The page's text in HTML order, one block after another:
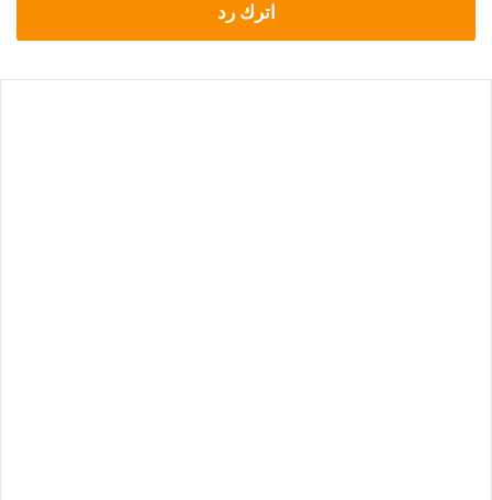
اترك رد